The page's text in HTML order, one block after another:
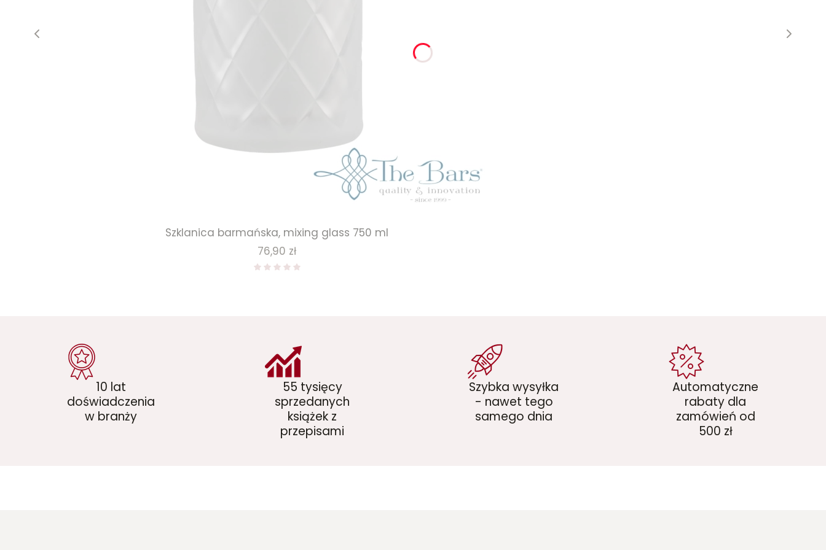
Szklanica barmańska, mixing glass 750 ml
Cena
76,90 zł
10 lat
doświadczenia
w branży
55 tysięcy
sprzedanych
książek z
przepisami
Szybka wysyłka
- nawet tego
samego dnia
Automatyczne
rabaty dla
zamówień od
500 zł